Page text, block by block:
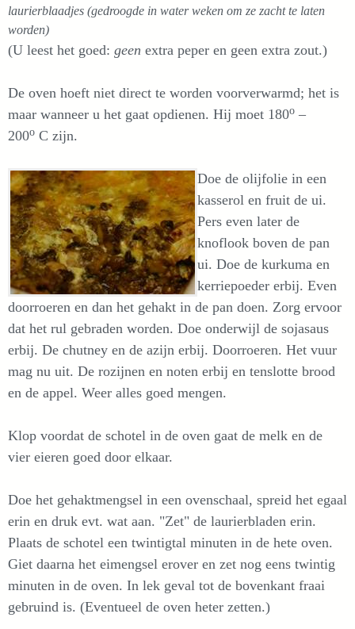
laurierblaadjes (gedroogde in water weken om ze zacht te laten
worden)
(U leest het goed: geen extra peper en geen extra zout.)
De oven hoeft niet direct te worden voorverwarmd; het is
maar wanneer u het gaat opdienen. Hij moet 180o –
200o C zijn.
Doe de olijfolie in een
kasserol en fruit de ui.
Pers even later de
knoflook boven de pan
ui. Doe de kurkuma en
kerriepoeder erbij. Even
doorroeren en dan het gehakt in de pan doen. Zorg ervoor
dat het rul gebraden worden. Doe onderwijl de sojasaus
erbij. De chutney en de azijn erbij. Doorroeren. Het vuur
mag nu uit. De rozijnen en noten erbij en tenslotte brood
en de appel. Weer alles goed mengen.
Klop voordat de schotel in de oven gaat de melk en de
vier eieren goed door elkaar.
Doe het gehaktmengsel in een ovenschaal, spreid het egaal
erin en druk evt. wat aan. "Zet" de laurierbladen erin.
Plaats de schotel een twintigtal minuten in de hete oven.
Giet daarna het eimengsel erover en zet nog eens twintig
minuten in de oven. In lek geval tot de bovenkant fraai
gebruind is. (Eventueel de oven heter zetten.)